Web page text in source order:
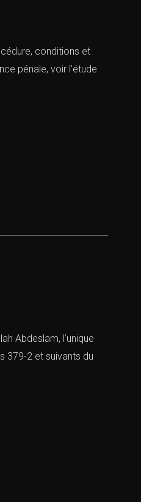
conditions et
pénale, voir l’étude
Abdeslam, l’unique
379-2 et suivants du